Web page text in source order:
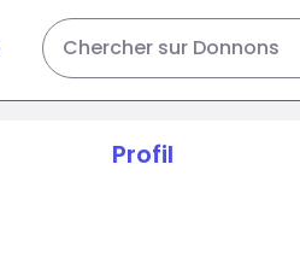
Chercher sur Donnons
Profil